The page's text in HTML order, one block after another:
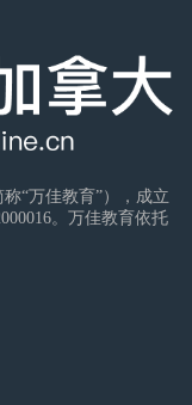
“万佳教育”），成立
。万佳教育依托